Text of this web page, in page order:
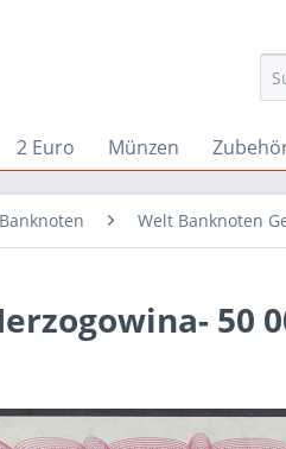
2 Euro Münzen
Banknoten Welt Banknoten
50